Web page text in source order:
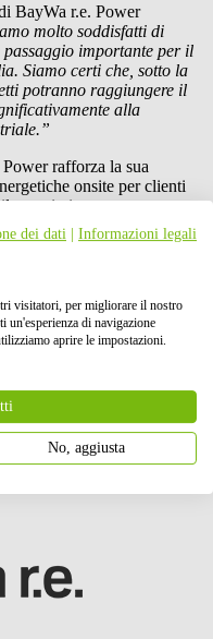
BayWa r.e. Power
molto soddisfatti di
passaggio importante per il
Siamo certi che, sotto la
potranno raggiungere il
alla
rafforza la sua
onsite per clienti
proprio impegno
del settore
e Rosario Bisbiglia,
“Questa operazione
per il nostro portafoglio PPA
come
nel settore C&I tra Italia e
dei dati Informazioni legali
visitatori, per migliorare il nostro
un'esperienza di navigazione
aprire le impostazioni.
No, aggiusta